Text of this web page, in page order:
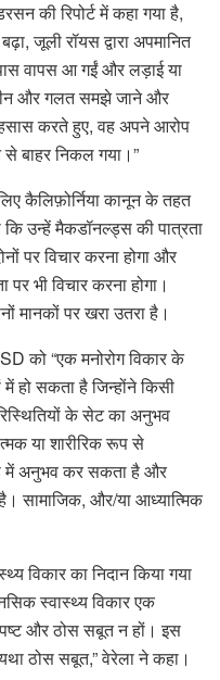
की रिपोर्ट में कहा गया है,
जूली रॉयस द्वारा अपमानित
वापस आ गईं और लड़ाई या
और गलत समझे जाने और
करते हुए, वह अपने आरोप
बाहर निकल गया।”
कैलिफ़ोर्निया कानून के तहत
कि उन्हें मैकडॉनल्ड्स की पात्रता
पर विचार करना होगा और
भी विचार करना होगा।
मानकों पर खरा उतरा है।
को “एक मनोरोग विकार के
हो सकता है जिन्होंने किसी
के सेट का अनुभव
या शारीरिक रूप से
में अनुभव कर सकता है और
सामाजिक, और/या आध्यात्मिक
विकार का निदान किया गया
स्वास्थ्य विकार एक
और ठोस सबूत न हों। इस
ठोस सबूत,” वेरेला ने कहा।